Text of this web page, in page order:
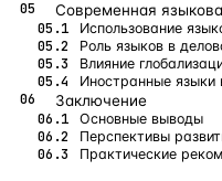
Современная
Использование
Роль языков в
Влияние
Иностранные языки
Заключение
Основные выводы
Перспективы
Практические